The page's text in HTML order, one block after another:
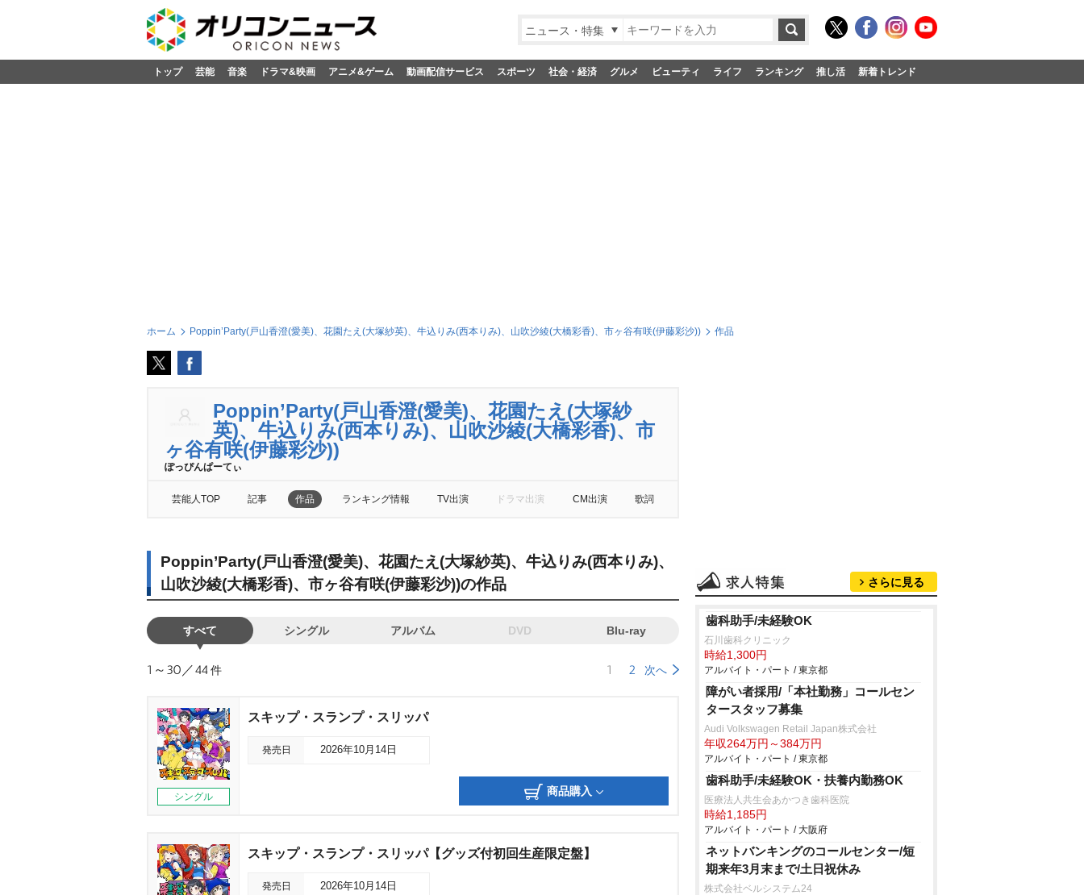
ニュース・特集
トップ 芸能 音楽 ドラマ&映画 アニメ&ゲーム 動画配信サービス スポーツ 社会・経済 グルメ ビューティ ライフ ランキング 推し活 新着トレンド
ホーム Poppin’Party(戸山香澄(愛美)、花園たえ(大塚紗英)、牛込りみ(西本りみ)、山吹沙綾(大橋彩香)、市ヶ谷有咲(伊藤彩沙)) 作品
Poppin’Party(戸山香澄(愛美)、花園たえ(大塚紗
英)、牛込りみ(西本りみ)、山吹沙綾(大橋彩香)、市
ヶ谷有咲(伊藤彩沙))
ぽっぴんぱーてぃ
芸能人TOP 記事 作品 ランキング情報 TV出演 ドラマ出演 CM出演 歌詞
Poppin’Party(戸山香澄(愛美)、花園たえ(大塚紗英)、牛込りみ(西本りみ)、
山吹沙綾(大橋彩香)、市ヶ谷有咲(伊藤彩沙))の作品
すべて シングル アルバム DVD Blu-ray
1～30／44件 1 2 次へ
シングル
スキップ・スランプ・スリッパ
発売日 2026年10月14日
商品購入
スキップ・スランプ・スリッパ【グッズ付初回生産限定盤】
発売日 2026年10月14日
さらに見る
歯科助手/未経験OK
石川歯科クリニック
時給1,300円
アルバイト・パート / 東京都
障がい者採用/「本社勤務」コールセン
タースタッフ募集
Audi Volkswagen Retail Japan株式会社
年収264万円～384万円
アルバイト・パート / 東京都
歯科助手/未経験OK・扶養内勤務OK
医療法人共生会あかつき歯科医院
時給1,185円
アルバイト・パート / 大阪府
ネットバンキングのコールセンター/短
期来年3月末まで/土日祝休み
株式会社ベルシステム24